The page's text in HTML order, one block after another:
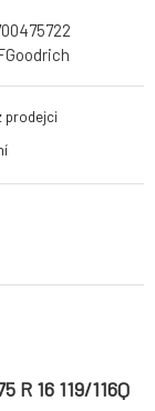
prodejci
R 16 119/116Q